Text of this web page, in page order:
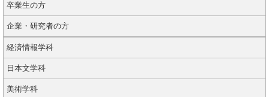
卒業生の方
企業・研究者の方
経済情報学科
日本文学科
美術学科